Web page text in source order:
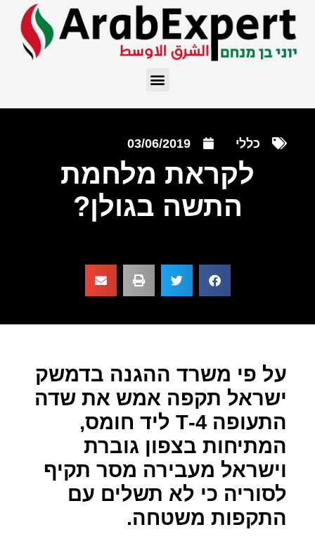
כללי 03/06/2019
לקראת מלחמת
התשה בגולן?
על פי משרד ההגנה בדמשק
ישראל תקפה אמש את שדה
התעופה 4-
T ליד חומס,
המתיחות בצפון גוברת
וישראל מעבירה מסר תקיף
לסוריה כי לא תשלים עם
התקפות משטחה.